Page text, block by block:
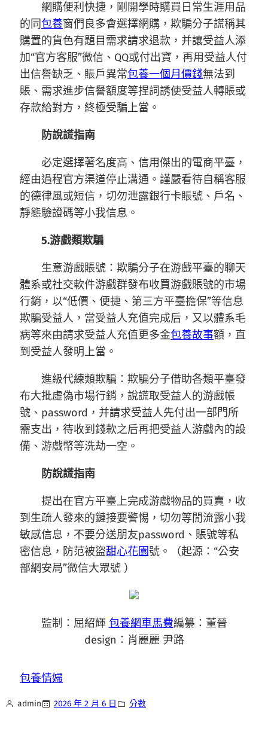
網購便利快捷，剛開學時購買日常生涯用品
的同包養窗們良多會選擇網購，欺騙分子謊稱其
購置的貨色有題目需求請求退款，并讓受益人添
加“官方客服”微信、QQ或付出寶，再用受益人付
出信譽缺乏、賬戶異常包養一個月價錢無法到
賬、需求進步信譽額度等捏詞誘使受益人轉賬或
存款給對方，終極受騙上當。
防說謊指南
必定選擇著名度高、信用傑出的電商平臺，
經由過程官方渠道停止溝通。謹嚴看待自稱客服
的德律風或短信，切勿泄露銀行卡賬號、戶名、
靜態驗證碼等小我信息。
5.游戲類欺騙
生意游戲賬號：欺騙分子在游戲平臺的聊天
體系或社交軟件游戲群發布收買游戲賬號的市場
行銷，以“低價、便捷、第三方平臺擔保”等信息
欺騙受益人，當受益人充值完成后，又以體系毛
病等來由請求受益人充值更多金包養故事額，直
到受益人發明上當。
進級代練類欺騙：欺騙分子借助各類平臺發
布大批虛偽市場行銷，說謊取受益人的游戲帳
號、password，并請求受益人先付出一部門所
需支出，待收到錢款之后再把受益人游戲內的設
備、游戲幣等洗劫一空。
防說謊指南
提出在官方平臺上完成游戲物品的買賣，收
到生疏人發來的鏈接要警惕，切勿等閒流露小我
敏感信息，不要分送朋友password、賬號等私
密信息，防范被盜甜心花園號。（起源：“公安
部網安局”微信大眾號 ）
監制：屈紹輝 包養網車馬費編纂：董晉
design：肖麗麗 尹路
包養情婦
admin 2026 年 2 月 6 日 分數